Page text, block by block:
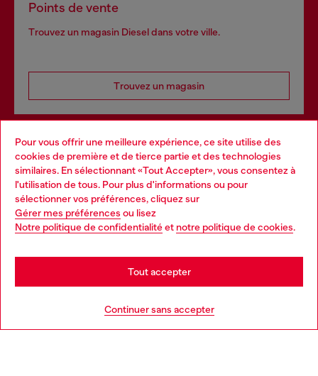
Pour vous offrir une meilleure expérience, ce site utilise des
cookies de première et de tierce partie et des technologies
similaires. En sélectionnant «Tout Accepter», vous consentez à
l'utilisation de tous. Pour plus d'informations ou pour
sélectionner vos préférences, cliquez sur
Gérer mes préférences ou lisez
Notre politique de confidentialitéet notre politique de cookies.
Continuer sans accepter
Tout accepter
Points de vente
Trouvez un magasin Diesel dans votre ville.
Trouvez un magasin
Services omnicanaux
Découvrez tous nos services, en ligne et en magasin.
En savoir plus
Choose your location
You are currently browsing Belgique website, but it seems you
may be based in United States